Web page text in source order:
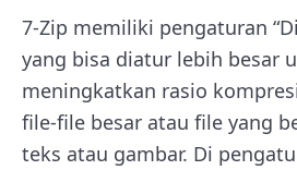
7-Zip memiliki pengaturan
yang bisa diatur lebih besar
meningkatkan rasio
file-file besar atau file yang
teks atau gambar. Di